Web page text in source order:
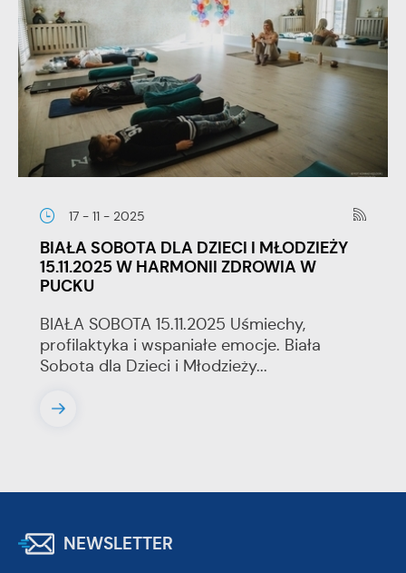
17 - 11 - 2025
BIAŁA SOBOTA DLA DZIECI I MŁODZIEŻY
15.11.2025 W HARMONII ZDROWIA W
PUCKU
BIAŁA SOBOTA 15.11.2025 Uśmiechy,
profilaktyka i wspaniałe emocje. Biała
Sobota dla Dzieci i Młodzieży...
NEWSLETTER